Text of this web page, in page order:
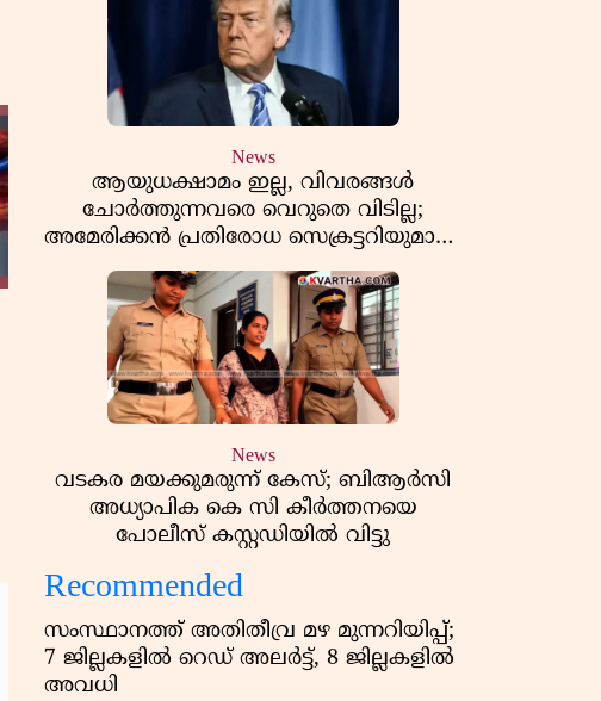
News
ആയുധക്ഷാമം ഇല്ല, വിവരങ്ങൾ
ചോർത്തുന്നവരെ വെറുതെ വിടില്ല;
അമേരിക്കൻ പ്രതിരോധ സെക്രട്ടറിയുമായി
കൊമ്പുകോർത്ത് ട്രംപ്
News
വടകര മയക്കുമരുന്ന് കേസ്; ബിആർസി
അധ്യാപിക കെ സി കീർത്തനയെ
പോലീസ് കസ്റ്റഡിയിൽ വിട്ടു
Recommended
സംസ്ഥാനത്ത് അതിതീവ്ര മഴ മുന്നറിയിപ്പ്;
7 ജില്ലകളിൽ റെഡ് അലർട്ട്, 8 ജില്ലകളിൽ
അവധി